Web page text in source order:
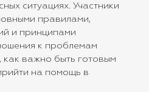
ситуациях. Участники
правилами,
и принципами
к проблемам
важно быть готовым
на помощь в